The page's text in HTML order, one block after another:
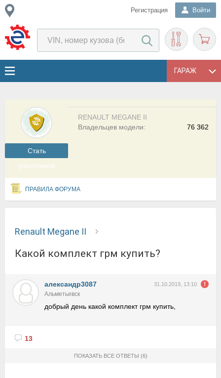
Регистрация Войти
ГАРАЖ
Cтать
участником
RENAULT MEGANE II
76 362
Владельцев модели:
ПРАВИЛА ФОРУМА
Renault Megane II
какой комплект грм купить?
александр3087 31.10.2019, 13:10
Альметьевск
добрый день какой комплект грм купить,
13
ПОКАЗАТЬ ВСЕ ОТВЕТЫ (6)